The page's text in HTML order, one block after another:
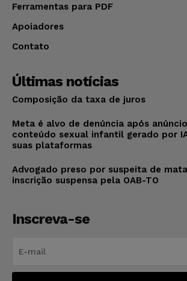
Ferramentas para PDF
Apoiadores
Contato
Últimas notícias
Composição da taxa de juros
Meta é alvo de denúncia após
conteúdo sexual infantil gerado por
suas plataformas
Advogado preso por suspeita de
inscrição suspensa pela OAB-TO
Inscreva-se